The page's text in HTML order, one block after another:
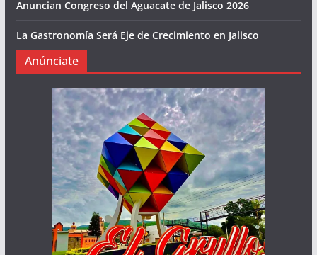
Anuncian Congreso del Aguacate de Jalisco 2026
La Gastronomía Será Eje de Crecimiento en Jalisco
Anúnciate